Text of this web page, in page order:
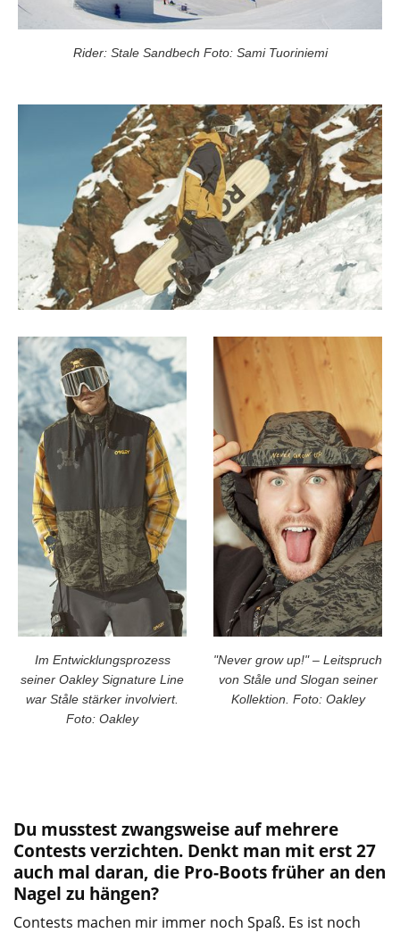
Rider: Stale Sandbech Foto: Sami Tuoriniemi
Im Entwicklungsprozess
seiner Oakley Signature Line
war Ståle stärker involviert.
Foto: Oakley
"Never grow up!" – Leitspruch
von Ståle und Slogan seiner
Kollektion. Foto: Oakley
Du musstest zwangsweise auf mehrere
Contests verzichten. Denkt man mit erst 27
auch mal daran, die Pro-Boots früher an den
Nagel zu hängen?
Contests machen mir immer noch Spaß. Es ist noch